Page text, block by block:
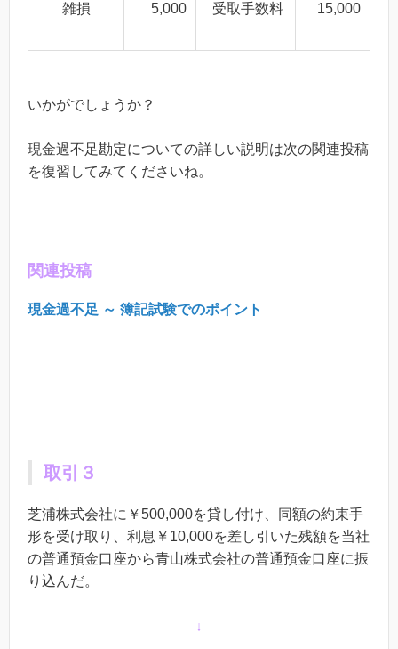
雑損 5,000 受取手数料 15,000
いかがでしょうか？
現金過不足勘定についての詳しい説明は次の関連投稿
を復習してみてくださいね。
関連投稿
現金過不足 ～ 簿記試験でのポイント
取引３
芝浦株式会社に￥500,000を貸し付け、同額の約束手
形を受け取り、利息￥10,000を差し引いた残額を当社
の普通預金口座から青山株式会社の普通預金口座に振
り込んだ。
↓